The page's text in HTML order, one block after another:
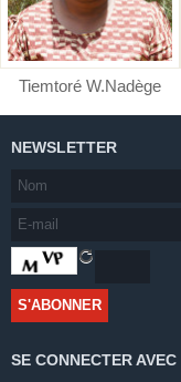
Tiemtoré W.Nadège
NEWSLETTER
SE CONNECTER AVEC